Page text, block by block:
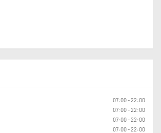
07:00 - 22:00
07:00 - 22:00
07:00 - 22:00
07:00 - 22:00